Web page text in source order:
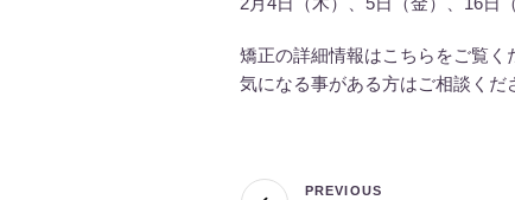
矯正の詳細情報はこちらをご覧く
気になる事がある方はご相談くだ
PREVIOUS